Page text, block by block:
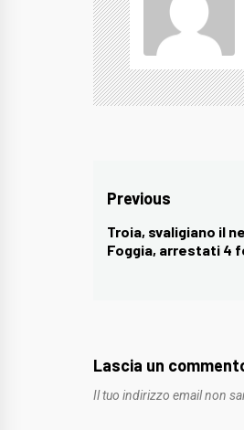
Navigazione
articoli
Previous
Previous
post:
Troia, svaligiano il
Foggia, arrestati 4
Lascia un
Il tuo indirizzo email non